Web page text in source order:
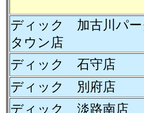
ディック 加古川パ
タウン店
ディック 石守店
ディック 別府店
ディック 淡路南店